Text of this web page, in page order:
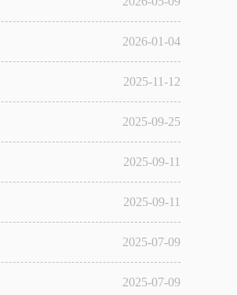
2026-01-04
2025-11-12
2025-09-25
2025-09-11
2025-09-11
2025-07-09
2025-07-09